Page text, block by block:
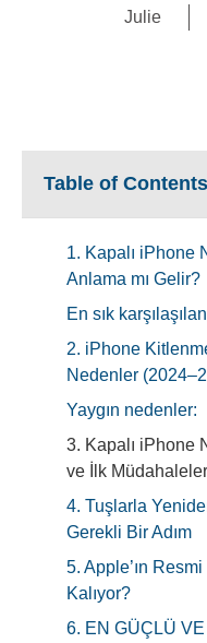
Julie
Table of Contents
1. Kapalı iPhone
Anlama mı Gelir?
En sık
2. iPhone
Nedenler
Yaygın nedenler:
3. Kapalı iPhone
ve İlk Müdahaleler
4. Tuşlarla
Gerekli Bir Adım
5. Apple’ın
Kalıyor?
6. EN GÜÇLÜ